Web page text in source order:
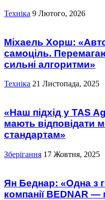
Техніка 9 Лютого, 2026
Міхаель Хорш:
самоціль.
сильні алгоритми»
Техніка 21 Листопада, 2025
«Наш підхід у TAS
мають відповідати
стандартам»
Зберігання 17 Жовтня, 2025
Ян Беднар: «Одна з
компанії BEDNAR